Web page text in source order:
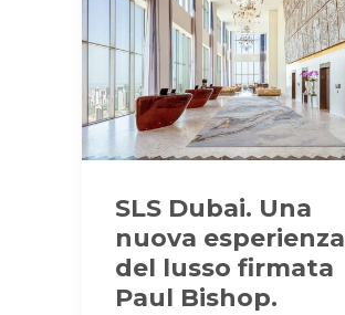
SLS Dubai. Una
nuova esperienza
del lusso firmata
Paul Bishop.